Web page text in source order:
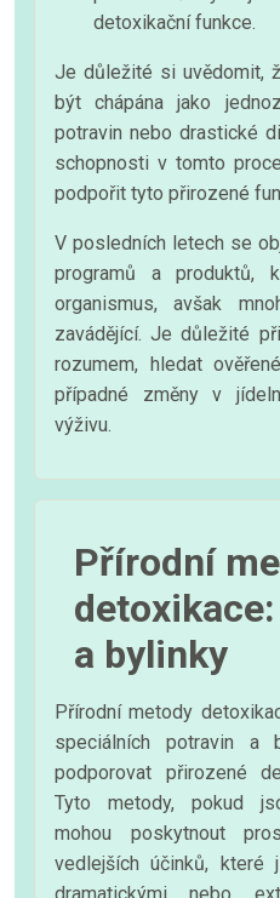
detoxikační funkce.
Je důležité si uvědomit,
být chápána jako
potravin nebo drastické
schopnosti v tomto
podpořit tyto přirozené
V posledních letech se
programů a produktů,
organismus, avšak
zavádějící. Je důležité
rozumem, hledat
případné změny v
výživu.
Přírodní
a bylinky
Přírodní metody
speciálních potravin a
podporovat přirozené
Tyto metody, pokud
mohou poskytnout
vedlejších účinků, které